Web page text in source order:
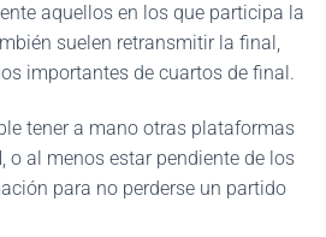
aquellos en los que participa la
suelen retransmitir la final,
importantes de cuartos de final.
tener a mano otras plataformas
o al menos estar pendiente de los
para no perderse un partido